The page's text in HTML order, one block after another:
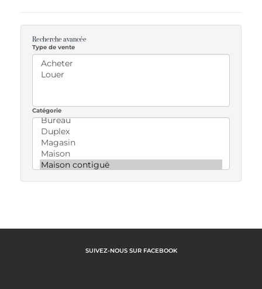
Recherche avancée
Type de vente
Catégorie
SUIVEZ-NOUS SUR FACEBOOK